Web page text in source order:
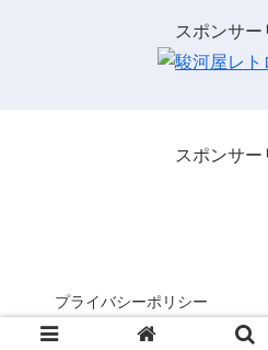
スポンサー
スポンサー
プライバシーポリシー
© 2021 レトロゲーム